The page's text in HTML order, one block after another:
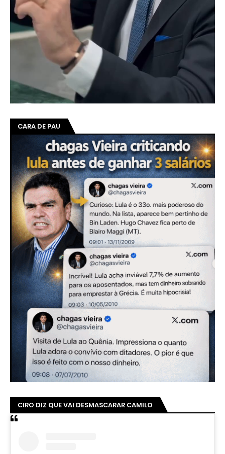
CARA DE PAU
CIRO DIZ QUE VAI DESMASCARAR CAMILO